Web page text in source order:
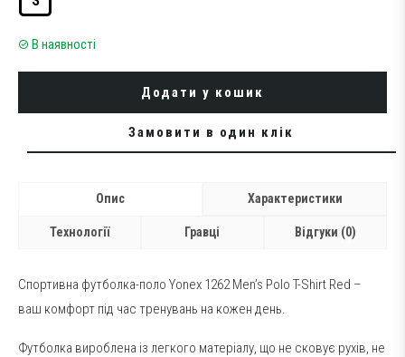
В наявності
Додати у кошик
Замовити в один клік
Опис Характеристики
Технології Гравці Відгуки (0)
Спортивна футболка-поло Yonex 1262 Men’s Polo T-Shirt Red –
ваш комфорт під час тренувань на кожен день.
Футболка вироблена із легкого матеріалу, що не сковує рухів, не